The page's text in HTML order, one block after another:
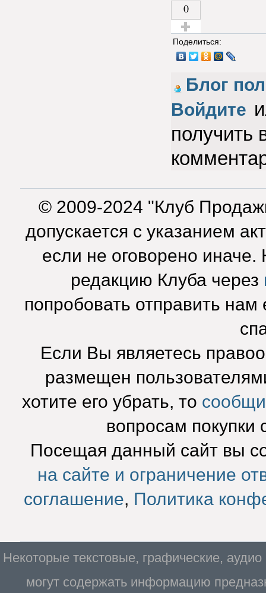
0
Голос за!
Поделиться:
Блог
Войдите
получить
© 2009-2024 "Клуб
допускается с указанием
если не оговорено
редакцию Клуба через
попробовать отправить нам
Если Вы являетесь
размещен
хотите его убрать, то
вопросам покупки
Посещая данный сайт вы
на сайте и ограничение
соглашение, Политика
Некоторые текстовые, графические,
могут содержать информацию